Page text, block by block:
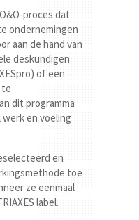
proces dat
ondernemingen
aan de hand van
deskundigen
of een
te
dit programma
en voeling
en
toe
ze eenmaal
label.